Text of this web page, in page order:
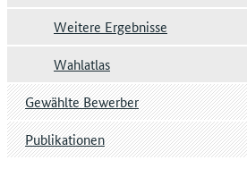
Weitere Ergebnisse
Wahlatlas
Gewählte Bewerber
Publikationen